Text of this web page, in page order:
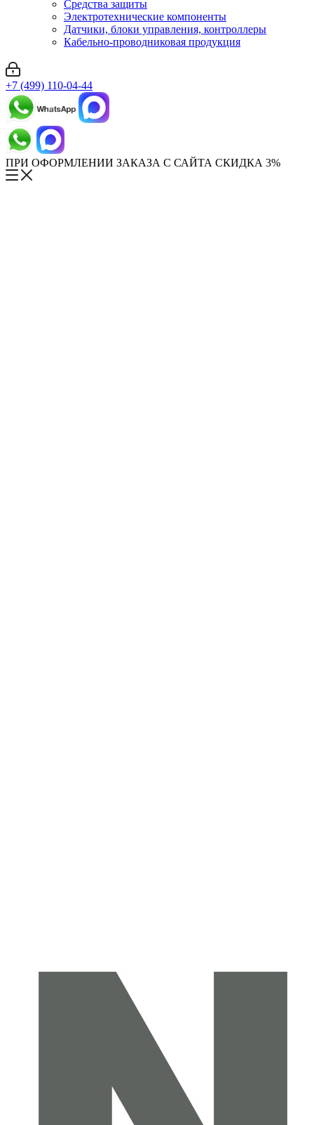
Средства защиты
Электротехнические компоненты
Датчики, блоки управления, контроллеры
Кабельно-проводниковая продукция
+7 (499) 110-04-44
ПРИ ОФОРМЛЕНИИ ЗАКАЗА С САЙТА СКИДКА 3%